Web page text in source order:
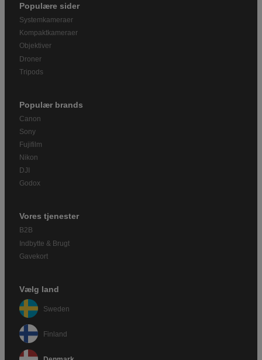
Populære sider
Systemkameraer
Kompaktkameraer
Objektiver
Droner
Tripods
Populær brands
Canon
Sony
Fujifilm
Nikon
DJI
Godox
Vores tjenester
B2B
Indbytte & Brugt
Gavekort
Vælg land
Sweden
Finland